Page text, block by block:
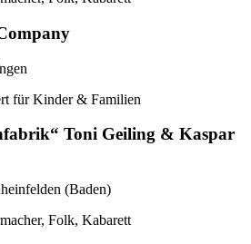
für Kinder & Familien
Toni Geiling & Kaspar
(Baden)
Folk, Kabarett